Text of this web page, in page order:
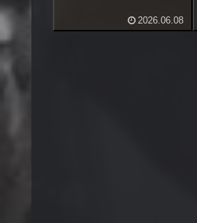
かなか釣行予定が組めませ
ん。しばらく天気がぐずつき
2026.06.08